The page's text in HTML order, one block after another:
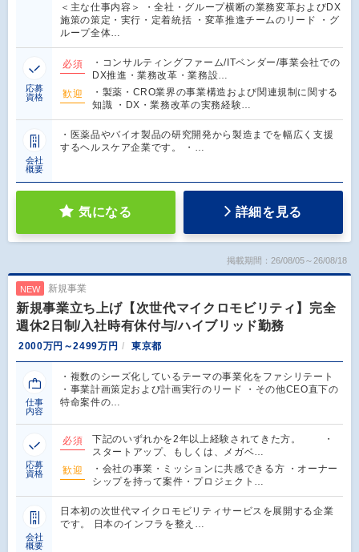
＜主な仕事内容＞ ・全社・グループ横断の業務変革およびDX
施策の策定・実行・定着統括 ・変革推進チームのリード ・グ
ループ全体…
応募
資格
必須
・コンサルティングファーム/ITベンダー/事業会社での
DX推進・業務改革・業務設…
歓迎
・製薬・CRO業界の事業構造および関連規制に関する
知識 ・DX・業務改革の実務経験…
会社
概要
・医薬品やバイオ製品の研究開発から製造までを幅広く支援
するヘルスケア企業です。 ・…
気になる 詳細を見る
掲載期間：26/08/05～26/08/18
NEW 新規事業
新規事業立ち上げ【次世代マイクロモビリティ】完全
週休2日制/入社時有休付与/ハイブリッド勤務
2000万円～2499万円 東京都
仕事
内容
・複数のシーズ化しているテーマの事業化をファシリテート
・事業計画策定および計画実行のリード ・その他CEO直下の
特命案件の…
応募
資格
必須
下記のいずれかを2年以上経験されてきた方。 ・
スタートアップ、もしくは、メガベ…
歓迎
・会社の事業・ミッションに共感できる方 ・オーナー
シップを持って案件・プロジェクト…
会社
概要
日本初の次世代マイクロモビリティサービスを展開する企業
です。 日本のインフラを整え…